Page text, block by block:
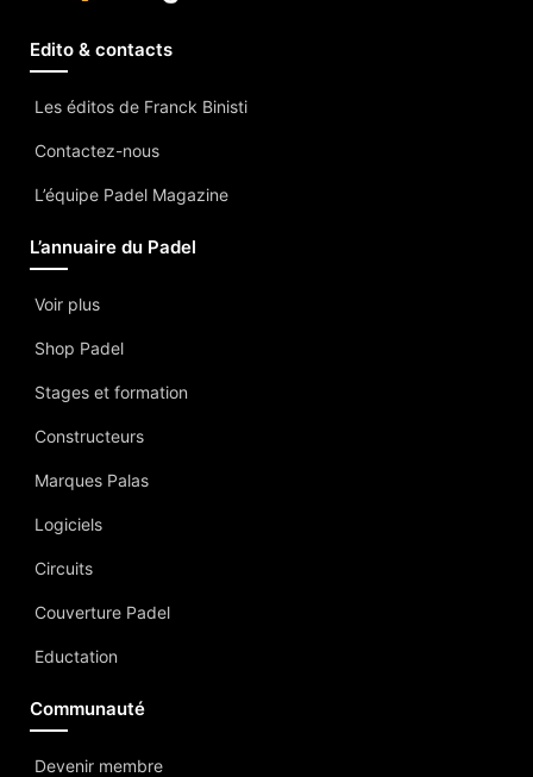
Edito & contacts
Les éditos de Franck Binisti
Contactez-nous
L’équipe Padel Magazine
L’annuaire du Padel
Voir plus
Shop Padel
Stages et formation
Constructeurs
Marques Palas
Logiciels
Circuits
Couverture Padel
Eductation
Communauté
Devenir membre